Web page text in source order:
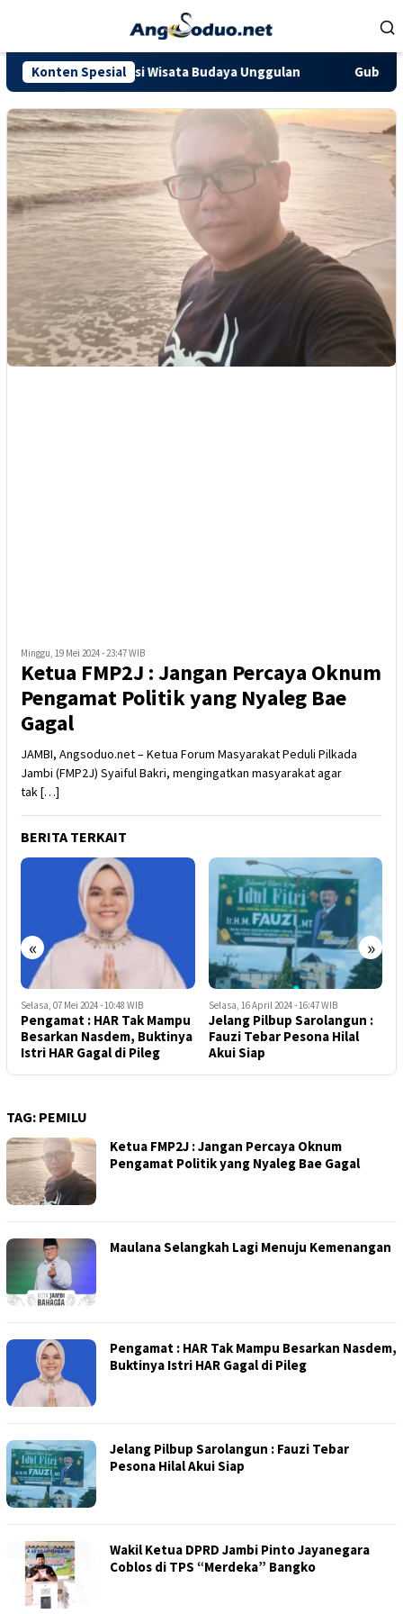
Konten Spesial
Destinasi Wisata Budaya Unggulan Gubernur Al
Minggu, 19 Mei 2024 - 23:47 WIB
Ketua FMP2J : Jangan Percaya Oknum
Pengamat Politik yang Nyaleg Bae
Gagal
JAMBI, Angsoduo.net – Ketua Forum Masyarakat Peduli Pilkada
Jambi (FMP2J) Syaiful Bakri, mengingatkan masyarakat agar
tak […]
BERITA TERKAIT
« »
Selasa, 07 Mei 2024 - 10:48 WIB
Pengamat : HAR Tak Mampu
Besarkan Nasdem, Buktinya
Istri HAR Gagal di Pileg
Selasa, 16 April 2024 - 16:47 WIB
Jelang Pilbup Sarolangun :
Fauzi Tebar Pesona Hilal
Akui Siap
TAG: PEMILU
Ketua FMP2J : Jangan Percaya Oknum
Pengamat Politik yang Nyaleg Bae Gagal
Maulana Selangkah Lagi Menuju Kemenangan
Pengamat : HAR Tak Mampu Besarkan Nasdem,
Buktinya Istri HAR Gagal di Pileg
Jelang Pilbup Sarolangun : Fauzi Tebar
Pesona Hilal Akui Siap
Wakil Ketua DPRD Jambi Pinto Jayanegara
Coblos di TPS “Merdeka” Bangko